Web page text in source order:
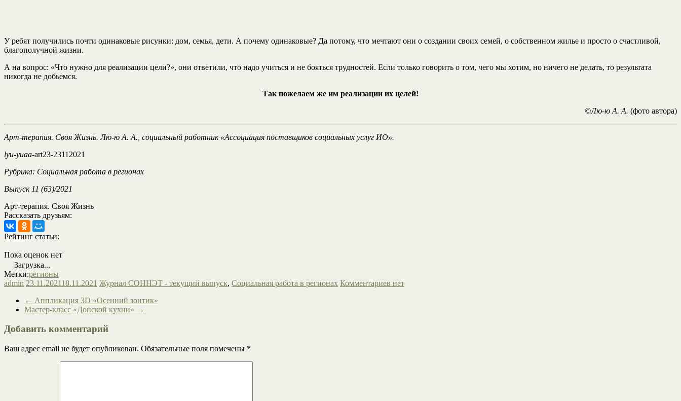
У ребят получились почти одинаковые рисунки: дом, семья, дети. А почему одинаковые? Да потому, что мечтают они о создании своих семей, о собственном жилье и просто о счастливой,
благополучной жизни.
А на вопрос: «Что нужно для реализации цели?», они ответили, что надо учиться и не бояться трудностей. Если только говорить о том, чего мы хотим, но ничего не делать, то результата
никогда не добьемся.
Так пожелаем же им реализации их целей!
©Лю-ю А. А. (фото автора)
Арт-терапия. Своя Жизнь. Лю-ю А. А., социальный работник «Ассоциация поставщиков социальных услуг ИО».
lyu-yuaa-art23-23112021
Рубрика: Социальная работа в регионах
Выпуск 11 (63)/2021
Арт-терапия. Своя Жизнь
Рассказать друзьям:
Рейтинг статьи:
Пока оценок нет
Загрузка...
Метки:регионы
admin 23.11.202118.11.2021 Журнал СОННЭТ - текущий выпуск, Социальная работа в регионах Комментариев нет
← Аппликация 3D «Осенний зонтик»
Мастер-класс «Донской кухни» →
Добавить комментарий
Ваш адрес email не будет опубликован. Обязательные поля помечены *